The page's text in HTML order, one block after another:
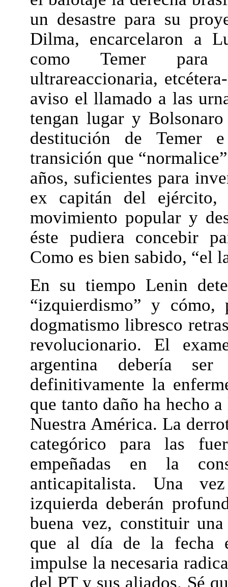
un desastre para su
Dilma, encarcelaron a
como Temer para
ultrareaccionaria,
aviso el llamado a las
tengan lugar y
destitución de Temer
transición que
años, suficientes para
ex capitán del ejército,
movimiento popular y
éste pudiera concebir
Como es bien sabido, “el
En su tiempo Lenin
“izquierdismo” y cómo,
dogmatismo libresco
revolucionario. El
argentina debería
definitivamente la
que tanto daño ha hecho
Nuestra América. La
categórico para las
empeñadas en la
anticapitalista. Una
izquierda deberán
buena vez, constituir
que al día de la fecha
impulse la necesaria
del PT y sus aliados. Sé